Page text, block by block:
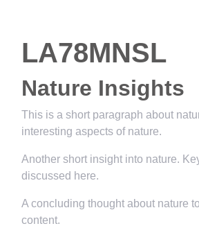
LA78MNSL
Nature Insights
This is a short paragraph about
interesting aspects of nature.
Another short insight into nature.
discussed here.
A concluding thought about nature
content.